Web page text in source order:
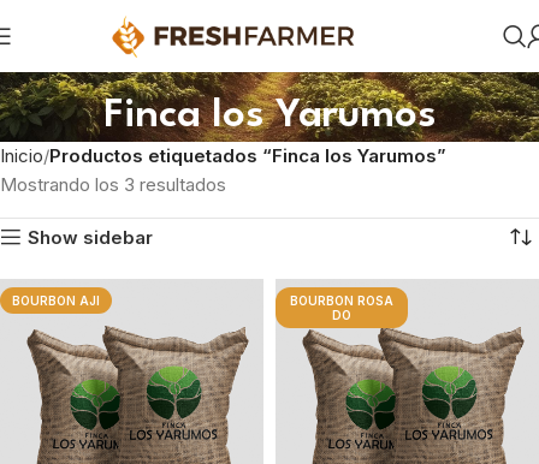
Finca los Yarumos
Inicio Productos etiquetados “Finca los Yarumos”
Mostrando los 3 resultados
Show sidebar
BOURBON AJI
BOURBON ROSA
DO